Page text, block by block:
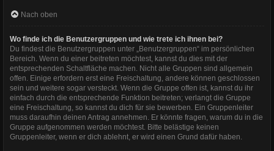
Nach oben
Wo finde ich die Benutzergruppen und wie trete ich ihnen bei?
Du findest die Benutzergruppen unter „Benutzergruppen“ im persönlichen
Bereich. Wenn du einer beitreten möchtest, kannst du dies mit der
entsprechenden Schaltfläche machen. Nicht alle Gruppen sind allgemein
offen. Einige erfordern erst eine Freischaltung, andere können geschlossen
sein und weitere sogar versteckt. Wenn die Gruppe offen ist, kannst du ihr
einfach durch die entsprechende Funktion beitreten; verlangt die Gruppe
eine Freischaltung, so kannst du dich für sie bewerben. Ein Gruppenleiter
muss daraufhin deinen Antrag annehmen. Er könnte fragen, warum du in die
Gruppe aufgenommen werden möchtest. Bitte belästige keinen
Gruppenleiter, wenn er dich ablehnt, er wird einen Grund dafür haben.